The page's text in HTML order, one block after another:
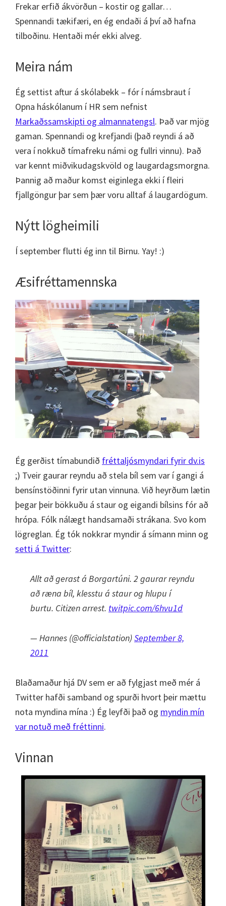
Frekar erfið ákvörðun – kostir og gallar…
Spennandi tækifæri, en ég endaði á því að hafna
tilboðinu. Hentaði mér ekki alveg.
Meira nám
Ég settist aftur á skólabekk – fór í námsbraut í
Opna háskólanum í HR sem nefnist
Markaðssamskipti og almannatengsl. Það var mjög
gaman. Spennandi og krefjandi (það reyndi á að
vera í nokkuð tímafreku námi og fullri vinnu). Það
var kennt miðvikudagskvöld og laugardagsmorgna.
Þannig að maður komst eiginlega ekki í fleiri
fjallgöngur þar sem þær voru alltaf á laugardögum.
Nýtt lögheimili
Í september flutti ég inn til Birnu. Yay! :)
Æsifréttamennska
Ég gerðist tímabundið fréttaljósmyndari fyrir dv.is
;) Tveir gaurar reyndu að stela bíl sem var í gangi á
bensínstöðinni fyrir utan vinnuna. Við heyrðum lætin
þegar þeir bökkuðu á staur og eigandi bílsins fór að
hrópa. Fólk nálægt handsamaði strákana. Svo kom
lögreglan. Ég tók nokkrar myndir á símann minn og
setti á Twitter:
Allt að gerast á Borgartúni. 2 gaurar reyndu
að ræna bíl, klesstu á staur og hlupu í
burtu. Citizen arrest. twitpic.com/6hvu1d
— Hannes (@officialstation)September 8,
2011
Blaðamaður hjá DV sem er að fylgjast með mér á
Twitter hafði samband og spurði hvort þeir mættu
nota myndina mína :) Ég leyfði það og myndin mín
var notuð með fréttinni.
Vinnan